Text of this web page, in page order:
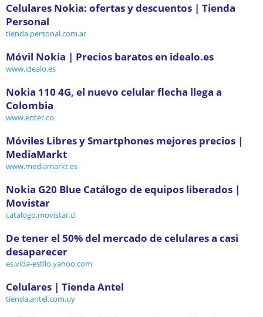
Celulares Nokia: ofertas y descuentos | Tienda
Personal
tienda.personal.com.ar
Móvil Nokia | Precios baratos en idealo.es
www.idealo.es
Nokia 110 4G, el nuevo celular flecha llega a
Colombia
www.enter.co
Móviles Libres y Smartphones mejores precios |
MediaMarkt
www.mediamarkt.es
Nokia G20 Blue Catálogo de equipos liberados |
Movistar
catalogo.movistar.cl
De tener el 50% del mercado de celulares a casi
desaparecer
es.vida-estilo.yahoo.com
Celulares | Tienda Antel
tienda.antel.com.uy